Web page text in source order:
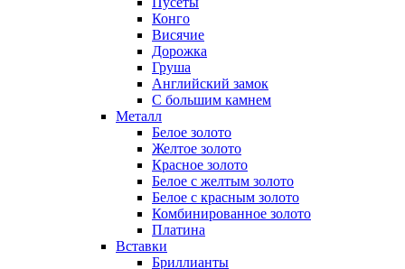
Конго
Висячие
Дорожка
Груша
Английский замок
С большим камнем
Металл
Белое золото
Желтое золото
Красное золото
Белое с желтым золото
Белое с красным золото
Комбинированное золото
Платина
Вставки
Бриллианты